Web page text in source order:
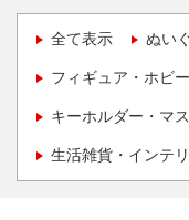
全て表示 ぬい
フィギュア・ホビー
キーホルダー・マ
生活雑貨・インテ